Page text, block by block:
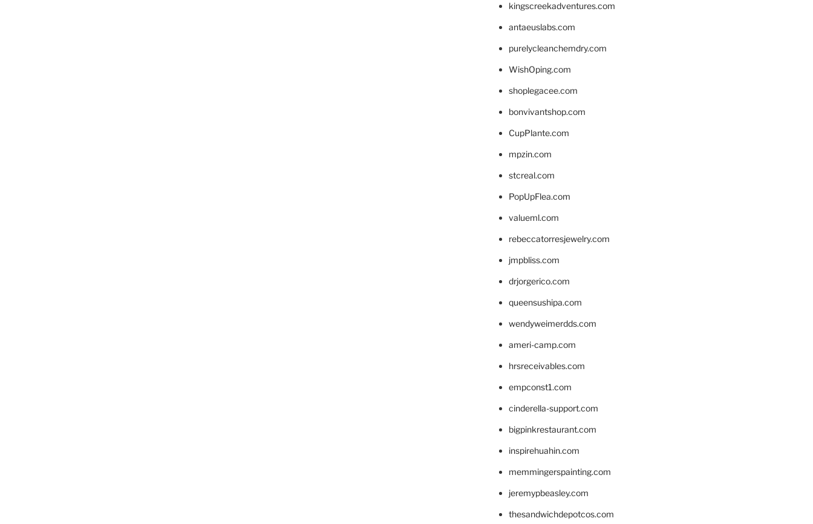
kingscreekadventures.com
antaeuslabs.com
purelycleanchemdry.com
WishOping.com
shoplegacee.com
bonvivantshop.com
CupPlante.com
mpzin.com
stcreal.com
PopUpFlea.com
valueml.com
rebeccatorresjewelry.com
jmpbliss.com
drjorgerico.com
queensushipa.com
wendyweimerdds.com
ameri-camp.com
hrsreceivables.com
empconst1.com
cinderella-support.com
bigpinkrestaurant.com
inspirehuahin.com
memmingerspainting.com
jeremypbeasley.com
thesandwichdepotcos.com